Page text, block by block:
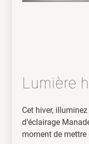
Lumière
Cet hiver,
d’éclairage
moment de mettre